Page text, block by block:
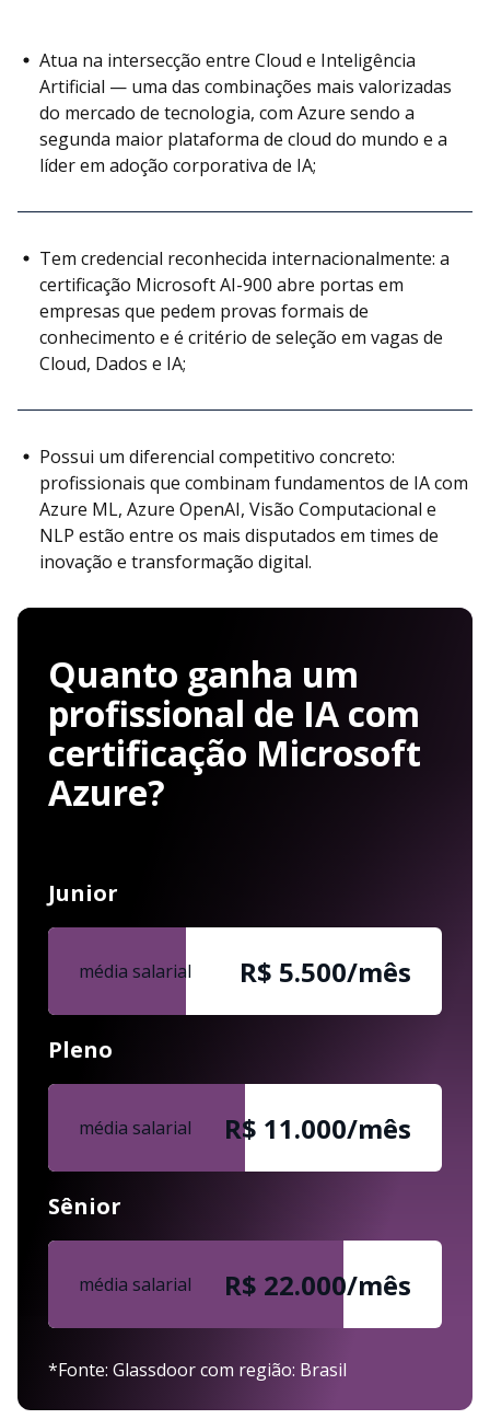
Atua na intersecção entre Cloud e Inteligência
Artificial — uma das combinações mais valorizadas
do mercado de tecnologia, com Azure sendo a
segunda maior plataforma de cloud do mundo e a
líder em adoção corporativa de IA;
Tem credencial reconhecida internacionalmente: a
certificação Microsoft AI-900 abre portas em
empresas que pedem provas formais de
conhecimento e é critério de seleção em vagas de
Cloud, Dados e IA;
Possui um diferencial competitivo concreto:
profissionais que combinam fundamentos de IA com
Azure ML, Azure OpenAI, Visão Computacional e
NLP estão entre os mais disputados em times de
inovação e transformação digital.
Quanto ganha um
profissional de IA com
certificação Microsoft
Azure?
Junior
média salarial R$ 5.500/mês
Pleno
média salarial R$ 11.000/mês
Sênior
média salarial R$ 22.000/mês
*Fonte: Glassdoor com região: Brasil